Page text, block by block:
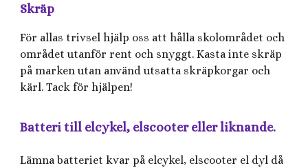
Skräp
För allas trivsel hjälp oss att hålla skolområdet och
området utanför rent och snyggt. Kasta inte skräp
på marken utan använd utsatta skräpkorgar och
kärl. Tack för hjälpen!
Batteri till elcykel, elscooter eller liknande.
Lämna batteriet kvar på elcykel, elscooter el dyl då